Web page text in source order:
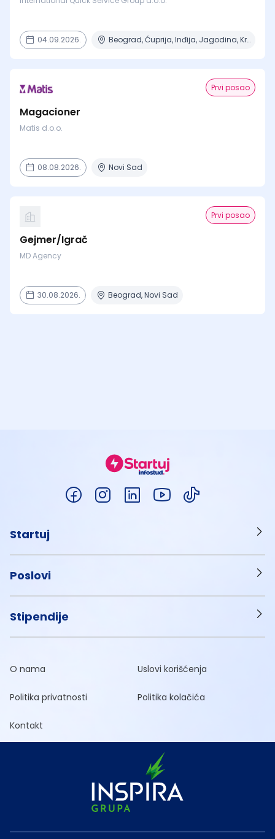
04.09.2026. Beograd, Ćuprija, Inđija, Jagodina, Kragujevac + 14 mesta
Prvi posao
Magacioner
Matis d.o.o.
08.08.2026. Novi Sad
Prvi posao
Gejmer/Igrač
MD Agency
30.08.2026. Beograd, Novi Sad
Startuj
Poslovi
Stipendije
O nama Uslovi korišćenja
Politika privatnosti Politika kolačića
Kontakt